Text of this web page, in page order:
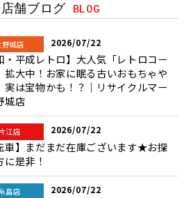
舗ブログ BLOG
野城店 2026/07/22
・平成レトロ】大人気「レトロコー
拡大中！お家に眠る古いおもちゃや
実は宝物かも！？｜リサイクルマー
城店
江店 2026/07/22
車】まだまだ在庫ございます★お探
に是非！
島店 2026/07/22